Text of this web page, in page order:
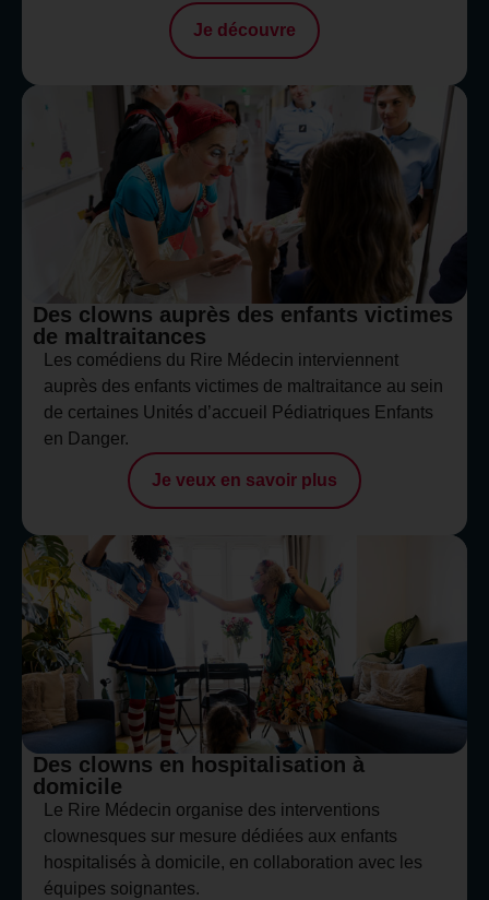
Je découvre
Des clowns auprès des enfants victimes
de maltraitances
Les comédiens du Rire Médecin interviennent
auprès des enfants victimes de maltraitance au sein
de certaines Unités d’accueil Pédiatriques Enfants
en Danger.
Je veux en savoir plus
Des clowns en hospitalisation à
domicile
Le Rire Médecin organise des interventions
clownesques sur mesure dédiées aux enfants
hospitalisés à domicile, en collaboration avec les
équipes soignantes.